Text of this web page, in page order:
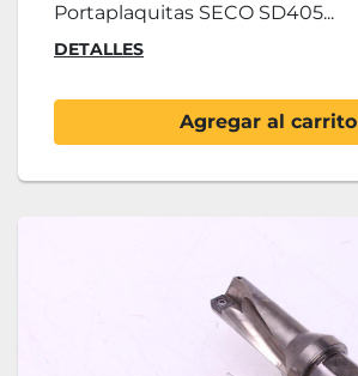
Portaplaquitas SECO SD405...
DETALLES
Agregar al carrito